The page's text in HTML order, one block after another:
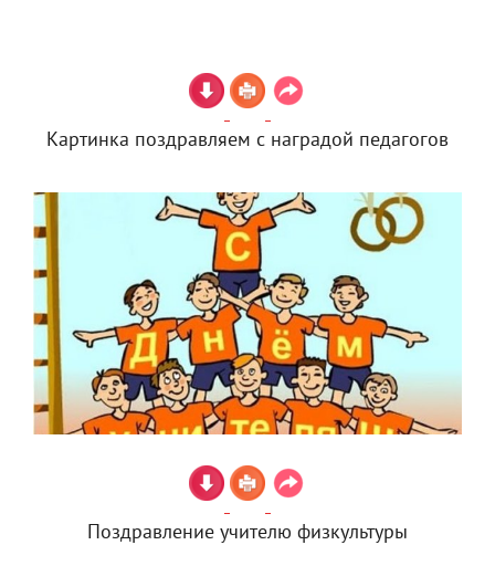
Картинка поздравляем с наградой педагогов
Поздравление учителю физкультуры